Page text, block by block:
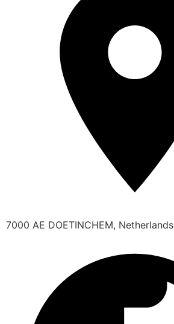
7000 AE DOETINCHEM, Netherlands